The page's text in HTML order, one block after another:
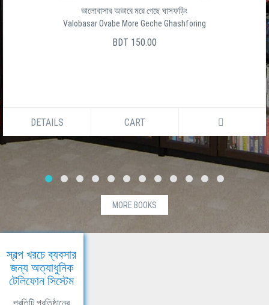
ভালোবাসার অভাবে মরে গেছে ঘাসফড়িং
Valobasar Ovabe More Geche Ghashforing
BDT 150.00
DETAILS CART
MORE BOOKS
স্বল্প খরচে ব্যবসার
জন্য অত্যাধুনিক
টেলিফোন সিস্টেম